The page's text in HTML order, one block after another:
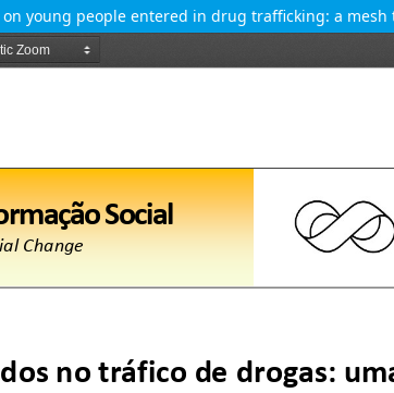
young people entered in drug trafficking: a